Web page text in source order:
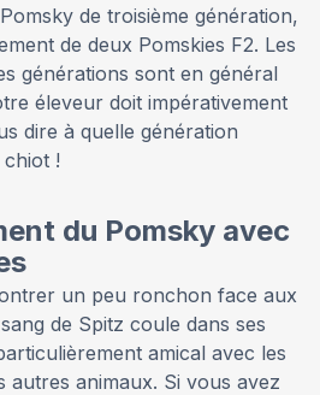
de troisième génération,
de deux Pomskies F2. Les
générations sont en général
éleveur doit impérativement
dire à quelle génération
!
du Pomsky avec
un peu ronchon face aux
de Spitz coule dans ses
amical avec les
autres animaux. Si vous avez